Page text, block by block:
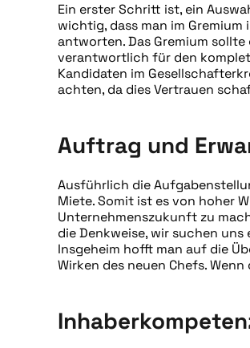
Ein erster Schritt ist, ein
wichtig, dass man im
antworten. Das Gremium
verantwortlich für den
Kandidaten im
achten, da dies Vertrauen
Auftrag und
Ausführlich die
Miete. Somit ist es von hoher
Unternehmenszukunft zu
die Denkweise, wir suchen
Insgeheim hofft man auf die
Wirken des neuen Chefs.